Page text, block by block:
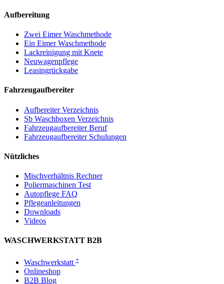
Aufbereitung
Zwei Eimer Waschmethode
Ein Eimer Waschmethode
Lackreinigung mit Knete
Neuwagenpflege
Leasingrückgabe
Fahrzeugaufbereiter
Aufbereiter Verzeichnis
Sb Waschboxen Verzeichnis
Fahrzeugaufbereiter Beruf
Fahrzeugaufbereiter Schulungen
Nützliches
Mischverhältnis Rechner
Poliermaschinen Test
Autopflege FAQ
Pflegeanleitungen
Downloads
Videos
WASCHWERKSTATT B2B
Waschwerkstatt +
Onlineshop
B2B Blog